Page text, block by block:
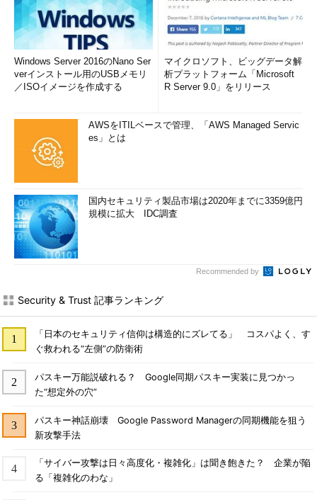
Windows Server 2016のNano Ser
verインストール用のUSBメモリ
／ISOイメージを作成する
マイクロソフト、ビッグデータ解
析プラットフォーム「Microsoft
R Server 9.0」をリリース
AWSをITILベースで管理、「AWS Managed Servic
es」とは
国内セキュリティ製品市場は2020年までに3359億円
規模に拡大 IDC調査
Recommended by
Security & Trust 記事ランキング
「日本のセキュリティ信仰は構造的にズレてる」 コスパよく、す
ぐ救われる“左側”の防衛術
パスキー万能説破れる？ Google同期パスキー実装に見つかっ
た“想定外の穴”
パスキー神話崩壊 Google Password Managerの同期機能を狙う
新攻撃手法
「サイバー攻撃は日々高度化・複雑化」は聞き飽きた？ 企業が陥
る「複雑化のわな」